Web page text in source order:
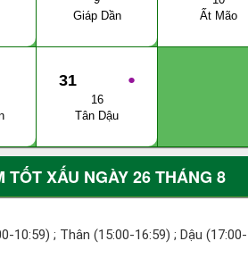
Giáp Dần
Ất Mão
●
31
16
Tân Dậu
TỐT XẤU NGÀY 26 THÁNG 8
10:59) ; Thân (15:00-16:59) ; Dậu